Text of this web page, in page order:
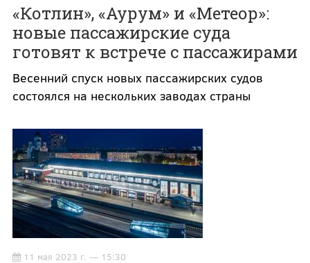
«Котлин», «Аурум» и «Метеор»:
новые пассажирские суда
готовят к встрече с пассажирами
Весенний спуск новых пассажирских судов
состоялся на нескольких заводах страны
11 мая 2023 г. — 15:30